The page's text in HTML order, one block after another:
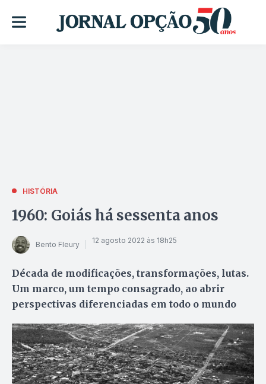
HISTÓRIA
1960: Goiás há sessenta anos
Bento Fleury 12 agosto 2022 às 18h25
Década de modificações, transformações, lutas.
Um marco, um tempo consagrado, ao abrir
perspectivas diferenciadas em todo o mundo